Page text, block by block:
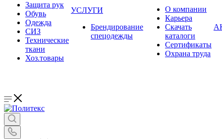
Защита рук
Обувь
Одежда
СИЗ
Технические
ткани
Хоз.товары
УСЛУГИ
Брендирование
спецодежды
О компании
Карьера
Cкачать
каталоги
Сертификаты
Охрана труда